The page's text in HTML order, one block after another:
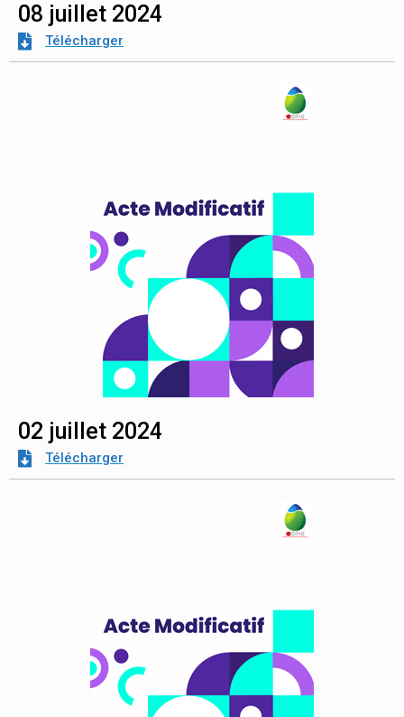
08 juillet 2024
Télécharger
02 juillet 2024
Télécharger